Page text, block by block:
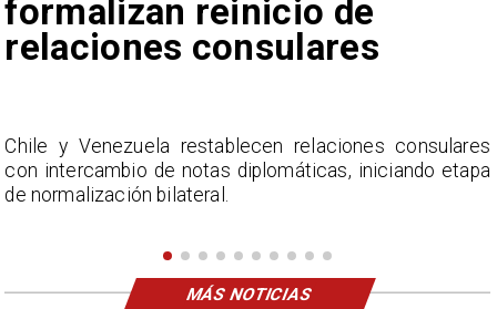
de Camila Flores sobre
Fabiola Campillai
La Confederación Nacional de Ferias Libres (ASOF)
considera inaceptable que se refieran a Fabiola
Campillai como 'señora de feria', expresión utilizada
MÁS NOTICIAS